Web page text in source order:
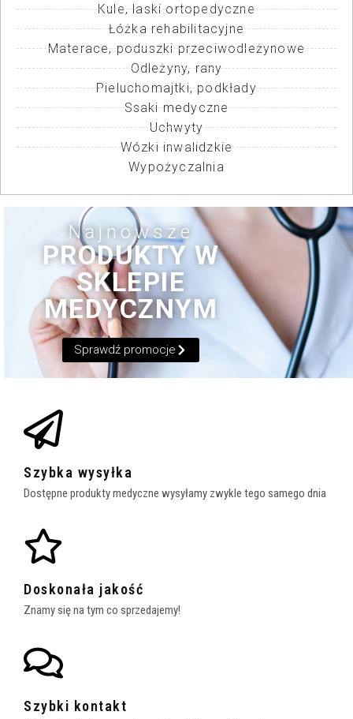
Kule, laski ortopedyczne
Łóżka rehabilitacyjne
Materace, poduszki przeciwodleżynowe
Odleżyny, rany
Pieluchomajtki, podkłady
Ssaki medyczne
Uchwyty
Wózki inwalidzkie
Wypożyczalnia
Najnowsze
PRODUKTY W
SKLEPIE
MEDYCZNYM
Sprawdź promocje
Szybka wysyłka
Dostępne produkty medyczne wysyłamy zwykle tego samego dnia
Doskonała jakość
Znamy się na tym co sprzedajemy!
Szybki kontakt